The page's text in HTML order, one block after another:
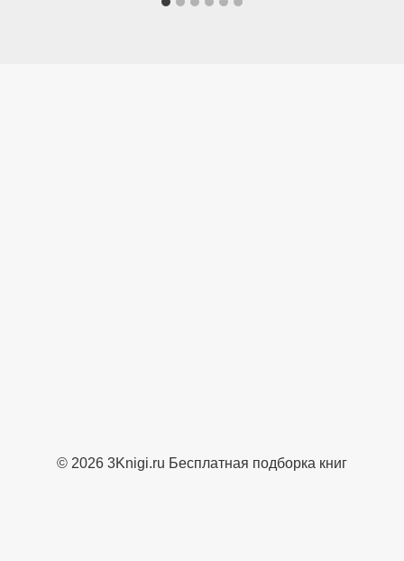
© 2026 3Knigi.ru Бесплатная подборка книг